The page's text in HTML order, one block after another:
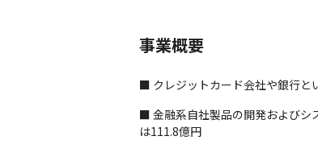
事業概要
■ クレジットカード会社や銀行と
■ 金融系自社製品の開発およびシ
は111.8億円